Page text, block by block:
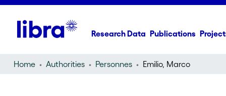
Research Data Publications
Home Authorities Personnes Emilio, Marco